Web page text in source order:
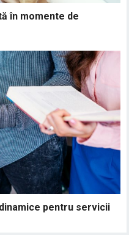
în momente de
pentru servicii